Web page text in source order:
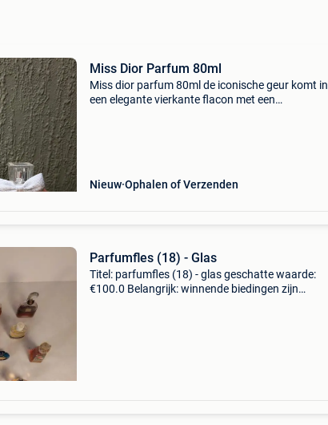
Miss Dior Parfum 80ml
Miss dior parfum 80ml de iconische geur komt in
een elegante vierkante flacon met een
Nieuw Ophalen of Verzenden
Parfumfles (18) - Glas
Titel: parfumfles (18) - glas geschatte waarde:
€100.0 Belangrijk: winnende biedingen zijn